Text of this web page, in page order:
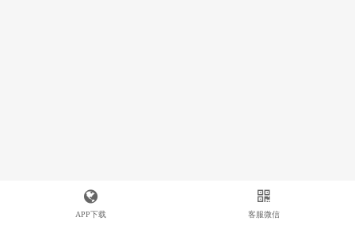
APP下载 客服微信